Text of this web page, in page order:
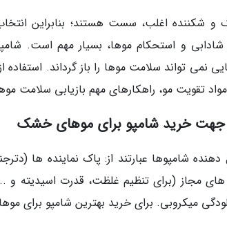
شکننده اغلب، سست هستند؛ بنابراین
شادابی و استحکام موها، بسیار مهم است.
نمی تواند سلامت موها را باز گرداند.
مواد تقویت مو، راهکارهای مهم بازیابی سلامت
جهت خرید شامپو برای موهای خشک
دهنده شامپوها عبارتند از: پاک نماینده ها
های مجاز (برای تنظیم غلظت، قدرت اسیدیته
میکروبی. برای خرید بهترین شامپو برای